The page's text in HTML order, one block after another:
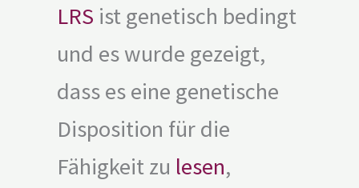
LRS ist genetisch bedingt
und es wurde gezeigt,
dass es eine genetische
Disposition für die
Fähigkeit zu lesen,